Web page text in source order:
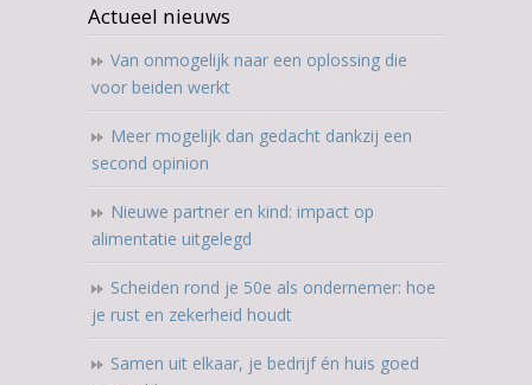
Actueel nieuws
Van onmogelijk naar een oplossing die
voor beiden werkt
Meer mogelijk dan gedacht dankzij een
second opinion
Nieuwe partner en kind: impact op
alimentatie uitgelegd
Scheiden rond je 50e als ondernemer: hoe
je rust en zekerheid houdt
Samen uit elkaar, je bedrijf én huis goed